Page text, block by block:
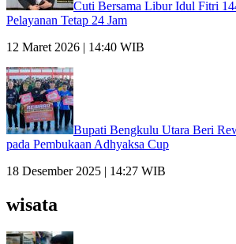
Cuti Bersama Libur Idul Fitri
Pelayanan Tetap 24 Jam
12 Maret 2026 | 14:40 WIB
Bupati Bengkulu Utara Beri
pada Pembukaan Adhyaksa Cup
18 Desember 2025 | 14:27 WIB
wisata